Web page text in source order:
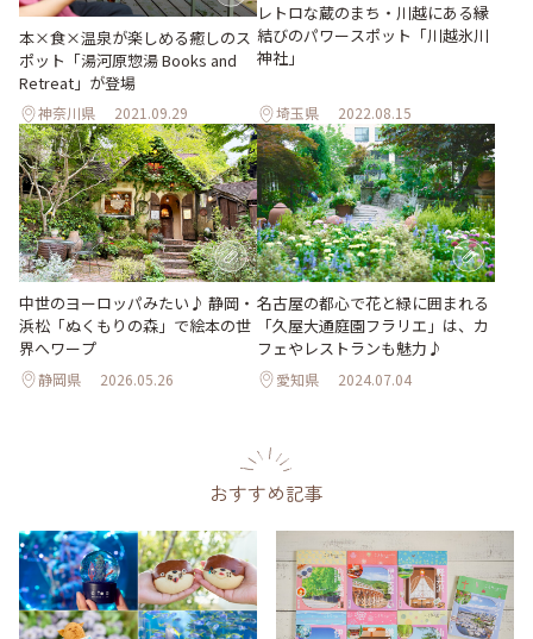
本×食×温泉が楽しめる癒しのス
ポット「湯河原惣湯 Books and
Retreat」が登場
神奈川県 2021.09.29
レトロな蔵のまち・川越にある縁
結びのパワースポット「川越氷川
神社」
埼玉県 2022.08.15
中世のヨーロッパみたい♪ 静岡・
浜松「ぬくもりの森」で絵本の世
界へワープ
静岡県 2026.05.26
名古屋の都心で花と緑に囲まれる
「久屋大通庭園フラリエ」は、カ
フェやレストランも魅力♪
愛知県 2024.07.04
おすすめ記事